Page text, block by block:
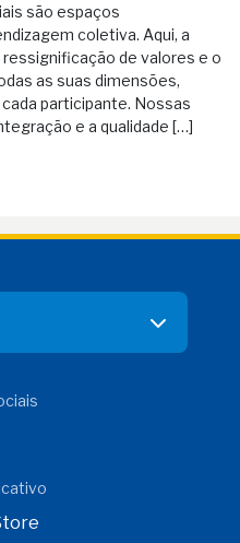
são espaços
coletiva. Aqui, a
de valores e o
as suas dimensões,
participante. Nossas
e a qualidade […]